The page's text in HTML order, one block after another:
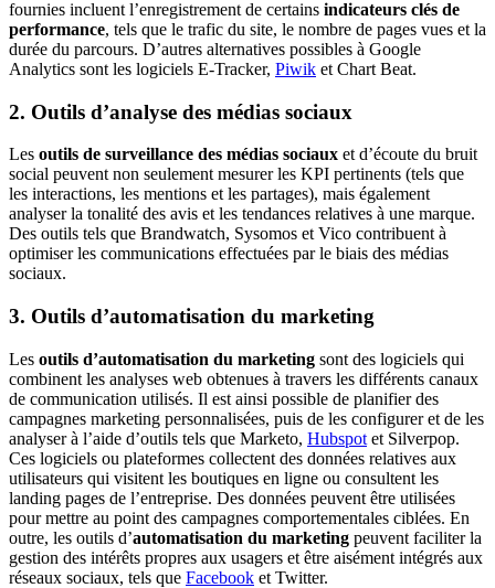
fournies incluent l’enregistrement de certains indicateurs clés de
performance, tels que le trafic du site, le nombre de pages vues et la
durée du parcours. D’autres alternatives possibles à Google
Analytics sont les logiciels E-Tracker, Piwik et Chart Beat.
2. Outils d’analyse des médias sociaux
Les outils de surveillance des médias sociaux et d’écoute du bruit
social peuvent non seulement mesurer les KPI pertinents (tels que
les interactions, les mentions et les partages), mais également
analyser la tonalité des avis et les tendances relatives à une marque.
Des outils tels que Brandwatch, Sysomos et Vico contribuent à
optimiser les communications effectuées par le biais des médias
sociaux.
3. Outils d’automatisation du marketing
Les outils d’automatisation du marketing sont des logiciels qui
combinent les analyses web obtenues à travers les différents canaux
de communication utilisés. Il est ainsi possible de planifier des
campagnes marketing personnalisées, puis de les configurer et de les
analyser à l’aide d’outils tels que Marketo, Hubspot et Silverpop.
Ces logiciels ou plateformes collectent des données relatives aux
utilisateurs qui visitent les boutiques en ligne ou consultent les
landing pages de l’entreprise. Des données peuvent être utilisées
pour mettre au point des campagnes comportementales ciblées. En
outre, les outils d’automatisation du marketing peuvent faciliter la
gestion des intérêts propres aux usagers et être aisément intégrés aux
réseaux sociaux, tels que Facebook et Twitter.